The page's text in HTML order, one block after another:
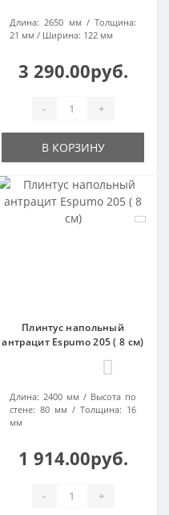
Длина: 2650 мм
Толщина:
21 мм
Ширина: 122 мм
3 290.00руб.
- +
В КОРЗИНУ
Плинтус напольный
антрацит Espumo 205 ( 8 см)
Длина: 2400 мм
Высота по
стене: 80 мм Толщина: 16
мм
1 914.00руб.
- +